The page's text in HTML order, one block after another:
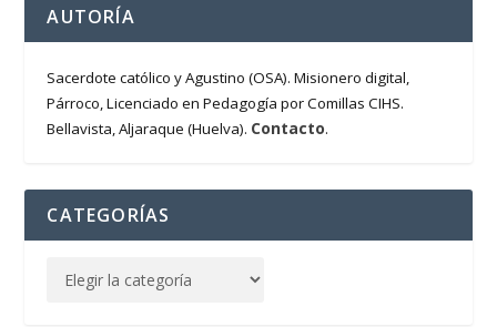
AUTORÍA
Sacerdote católico y Agustino (OSA). Misionero digital,
Párroco, Licenciado en Pedagogía por Comillas CIHS.
Bellavista, Aljaraque (Huelva). Contacto.
CATEGORÍAS